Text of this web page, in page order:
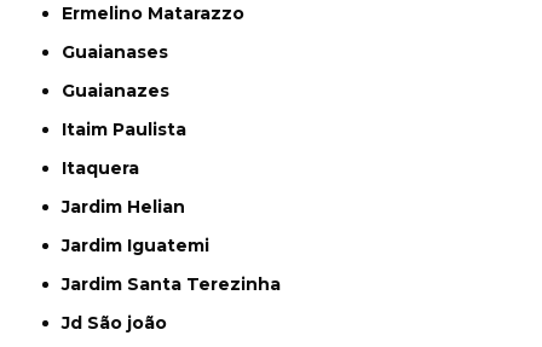
Ermelino Matarazzo
Guaianases
Guaianazes
Itaim Paulista
Itaquera
Jardim Helian
Jardim Iguatemi
Jardim Santa Terezinha
Jd São joão